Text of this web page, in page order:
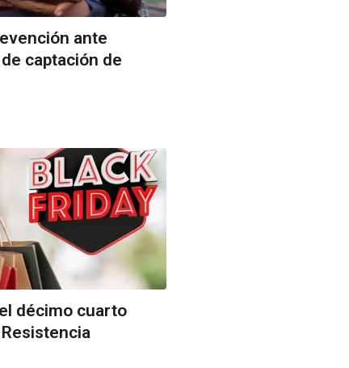
ante
captación de
décimo cuarto